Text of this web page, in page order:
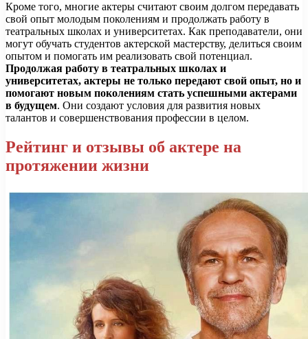
Кроме того, многие актеры считают своим долгом передавать
свой опыт молодым поколениям и продолжать работу в
театральных школах и университетах. Как преподаватели, они
могут обучать студентов актерской мастерству, делиться своим
опытом и помогать им реализовать свой потенциал.
Продолжая работу в театральных школах и
университетах, актеры не только передают свой опыт, но и
помогают новым поколениям стать успешными актерами
в будущем. Они создают условия для развития новых
талантов и совершенствования профессии в целом.
Рейтинг и отзывы об актере на
протяжении жизни